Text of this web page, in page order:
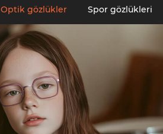
Optik gözlükler Spor gözlükleri